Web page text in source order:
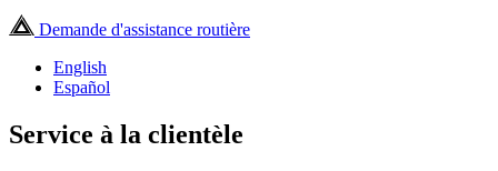
Demande d'assistance routière
English
Español
Service à la clientèle